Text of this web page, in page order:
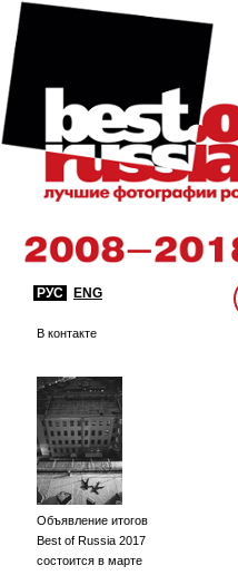
РУС ENG
В контакте
Объявление итогов
Best of Russia 2017
состоится в марте